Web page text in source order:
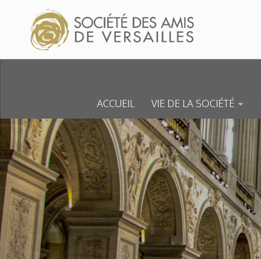
Skip to content
ACCUEIL VIE DE LA SOCIÉTÉ